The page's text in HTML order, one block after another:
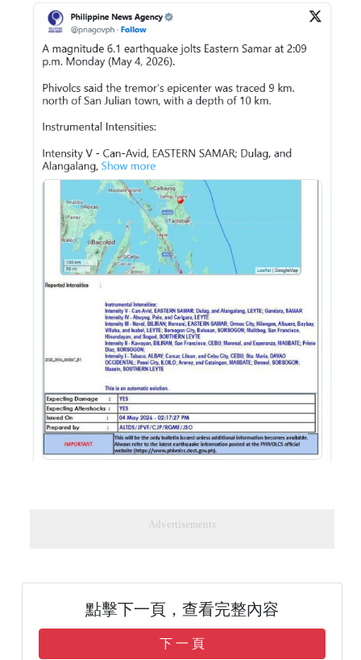
Advertisements
點擊下一頁，查看完整內容
下 一 頁